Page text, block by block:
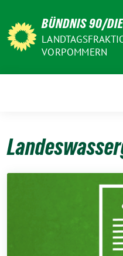
zum
Inhalt
BÜNDNIS 90/
VORPOMMERN